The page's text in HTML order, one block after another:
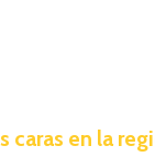
en la